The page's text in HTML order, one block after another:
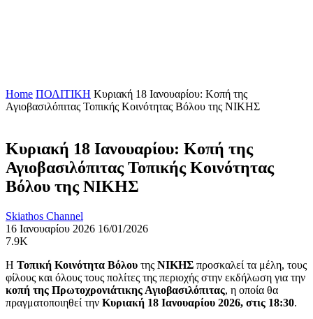
Home ΠΟΛΙΤΙΚΗ Κυριακή 18 Ιανουαρίου: Κοπή της
Αγιοβασιλόπιτας Τοπικής Κοινότητας Βόλου της ΝΙΚΗΣ
Κυριακή 18 Ιανουαρίου: Κοπή της
Αγιοβασιλόπιτας Τοπικής Κοινότητας
Βόλου της ΝΙΚΗΣ
Skiathos Channel
16 Ιανουαρίου 2026 16/01/2026
7.9K
Η Τοπική Κοινότητα Βόλου της ΝΙΚΗΣ προσκαλεί τα μέλη, τους
φίλους και όλους τους πολίτες της περιοχής στην εκδήλωση για την
κοπή της Πρωτοχρονιάτικης Αγιοβασιλόπιτας, η οποία θα
πραγματοποιηθεί την Κυριακή 18 Ιανουαρίου 2026, στις 18:30.